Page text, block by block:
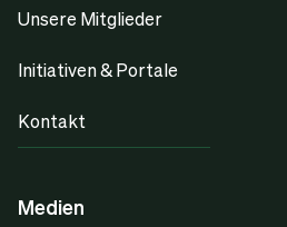
Unsere Mitglieder
Initiativen & Portale
Kontakt
Medien